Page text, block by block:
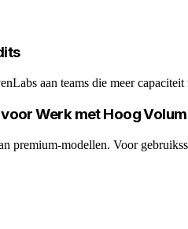
aan teams die meer
Werk met Hoog
premium-modellen. Voor